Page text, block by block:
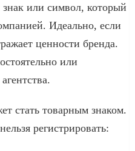
или символ, который
Идеально, если
ценности бренда.
или
стать товарным знаком.
регистрировать: